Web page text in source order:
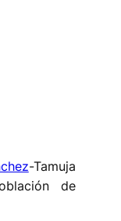
-Tamuja
de